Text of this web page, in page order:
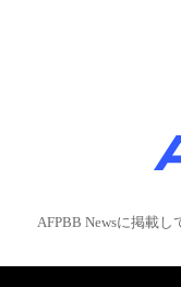
AFPBB Newsに掲載